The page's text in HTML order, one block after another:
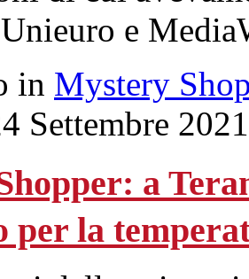
e
in Mystery
Settembre
a
per la